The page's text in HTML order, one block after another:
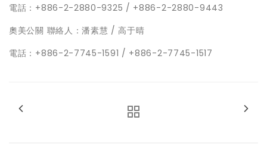
電話：+886-2-2880-9325 / +886-2-2880-9443
奧美公關 聯絡人：潘素慧 / 高于晴
電話：+886-2-7745-1591 / +886-2-7745-1517